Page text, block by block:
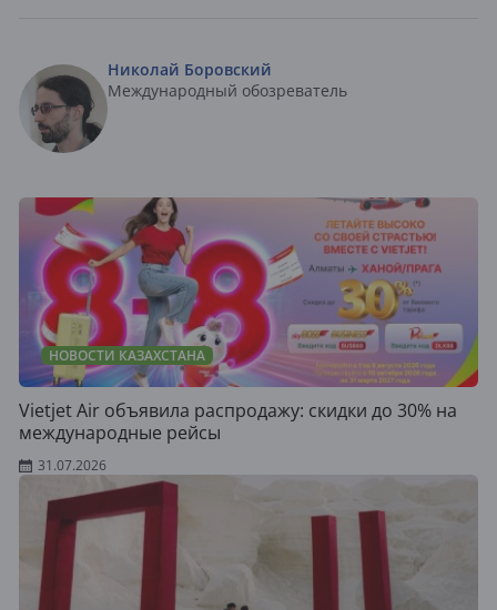
Николай Боровский
Международный обозреватель
НОВОСТИ КАЗАХСТАНА
Vietjet Air объявила распродажу: скидки до 30% на
международные рейсы
31.07.2026